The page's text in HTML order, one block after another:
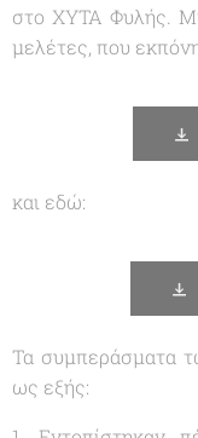
στο ΧΥΤΑ Φυλής.
μελέτες, που
και εδώ:
Τα συμπεράσματα
ως εξής: